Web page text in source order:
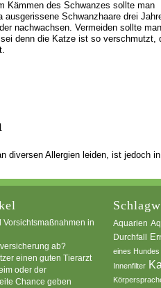
Kämmen des Schwanzes sollte man
ausgerissene Schwanzhaare drei
nachwachsen. Vermeiden sollte man
denn die Katze ist so verschmutzt,
diversen Allergien leiden, ist jedoch
Vorsichtsmaßnahmen in
ab?
einen guten Tierarzt
oder der
Chance geben
Aquarien
Durchfall
eines Hundes
Innenfilter